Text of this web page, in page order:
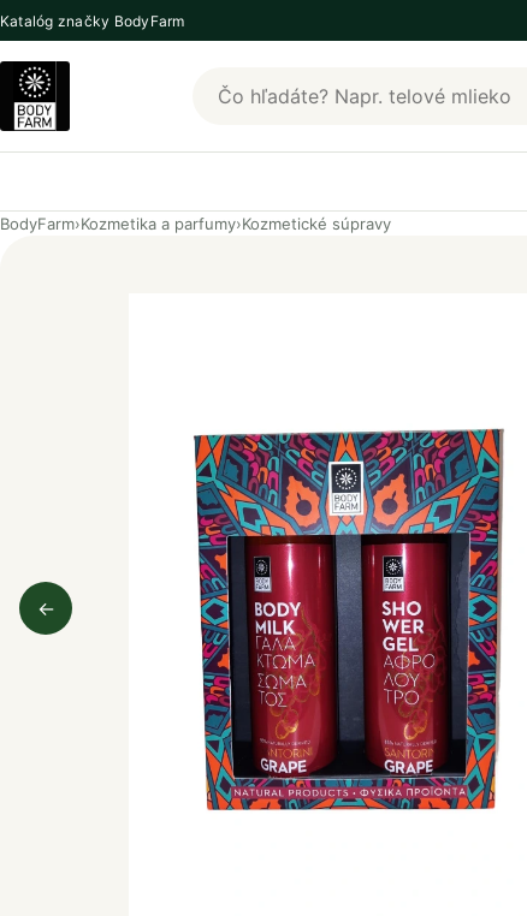
Katalóg značky BodyFarm
Hľadať produkty BodyFarm
BodyFarm›Kozmetika a parfumy›Kozmetické súpravy
←
Predchádzajúci obrázok